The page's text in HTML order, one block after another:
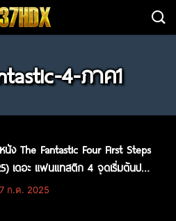
4-ภาค1
นัง The Fantastic Four First Steps
เดอะ แฟนแทสติก 4 จุดเริ่มต้นปฐม
ม่ก.ค. 2025